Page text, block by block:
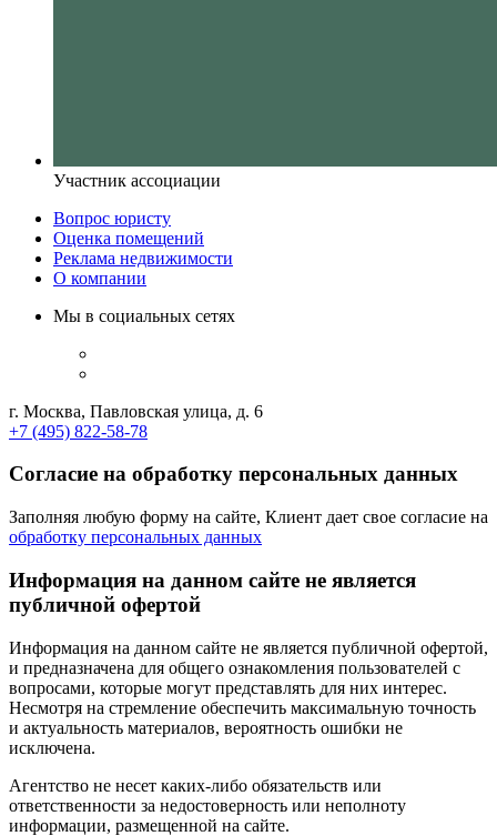
Участник ассоциации
Вопрос юристу
Оценка помещений
Реклама недвижимости
О компании
Мы в социальных сетях
г. Москва, Павловская улица, д. 6
+7 (495) 822-58-78
Согласие на обработку персональных данных
Заполняя любую форму на сайте, Клиент дает свое согласие на
обработку персональных данных
Информация на данном сайте не является
публичной офертой
Информация на данном сайте не является публичной офертой,
и предназначена для общего ознакомления пользователей с
вопросами, которые могут представлять для них интерес.
Несмотря на стремление обеспечить максимальную точность
и актуальность материалов, вероятность ошибки не
исключена.
Агентство не несет каких-либо обязательств или
ответственности за недостоверность или неполноту
информации, размещенной на сайте.